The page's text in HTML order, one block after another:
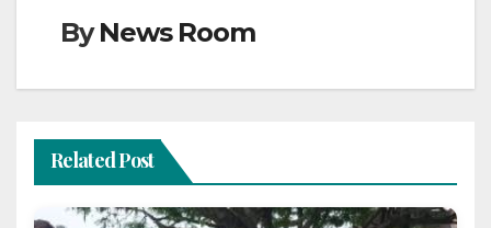
ByNews Room
Related Post